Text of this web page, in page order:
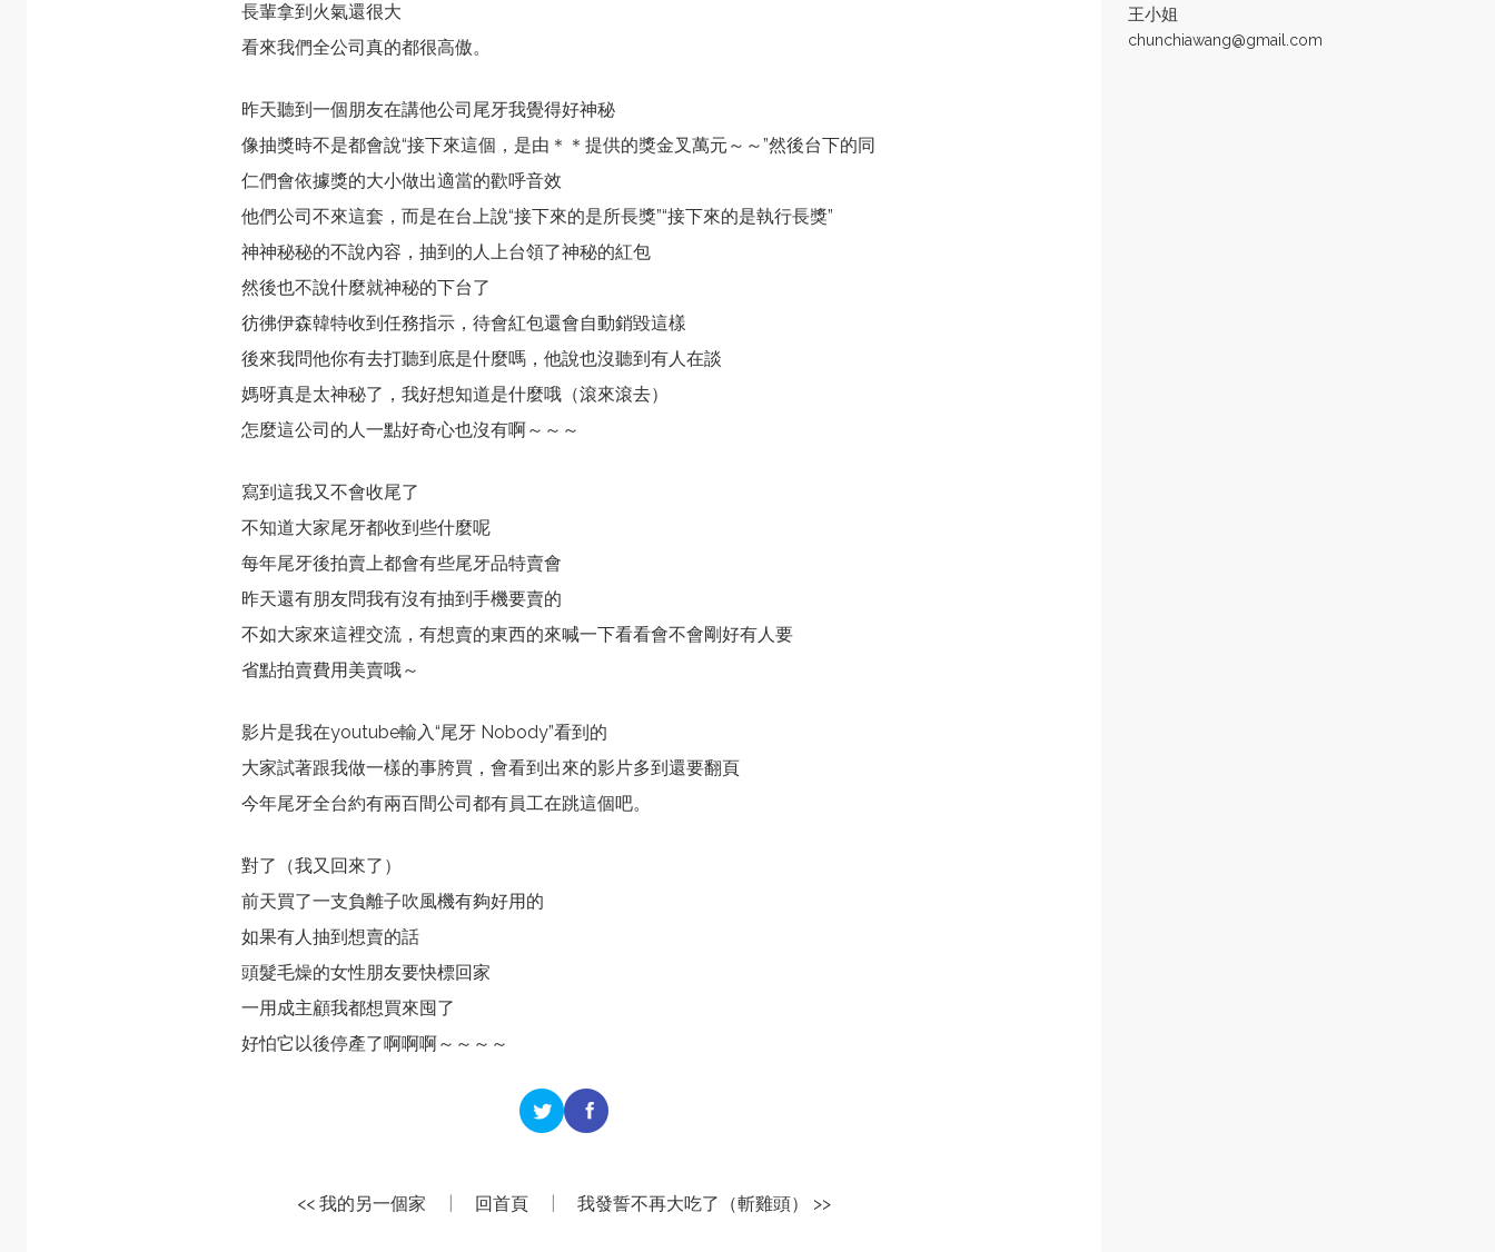
長輩拿到火氣還很大
看來我們全公司真的都很高傲。
昨天聽到一個朋友在講他公司尾牙我覺得好神秘
像抽獎時不是都會說“接下來這個，是由＊＊提供的獎金叉萬元～～”然後台下的同
仁們會依據獎的大小做出適當的歡呼音效
他們公司不來這套，而是在台上說“接下來的是所長獎”“接下來的是執行長獎”
神神秘秘的不說內容，抽到的人上台領了神秘的紅包
然後也不說什麼就神秘的下台了
彷彿伊森韓特收到任務指示，待會紅包還會自動銷毀這樣
後來我問他你有去打聽到底是什麼嗎，他說也沒聽到有人在談
媽呀真是太神秘了，我好想知道是什麼哦（滾來滾去）
怎麼這公司的人一點好奇心也沒有啊～～～
寫到這我又不會收尾了
不知道大家尾牙都收到些什麼呢
每年尾牙後拍賣上都會有些尾牙品特賣會
昨天還有朋友問我有沒有抽到手機要賣的
不如大家來這裡交流，有想賣的東西的來喊一下看看會不會剛好有人要
省點拍賣費用美賣哦～
影片是我在youtube輸入“尾牙 Nobody”看到的
大家試著跟我做一樣的事胯買，會看到出來的影片多到還要翻頁
今年尾牙全台約有兩百間公司都有員工在跳這個吧。
對了（我又回來了）
前天買了一支負離子吹風機有夠好用的
如果有人抽到想賣的話
頭髮毛燥的女性朋友要快標回家
一用成主顧我都想買來囤了
好怕它以後停產了啊啊啊～～～～
<< 我的另一個家 回首頁 我發誓不再大吃了（斬雞頭） >>
王小姐
chunchiawang@gmail.com